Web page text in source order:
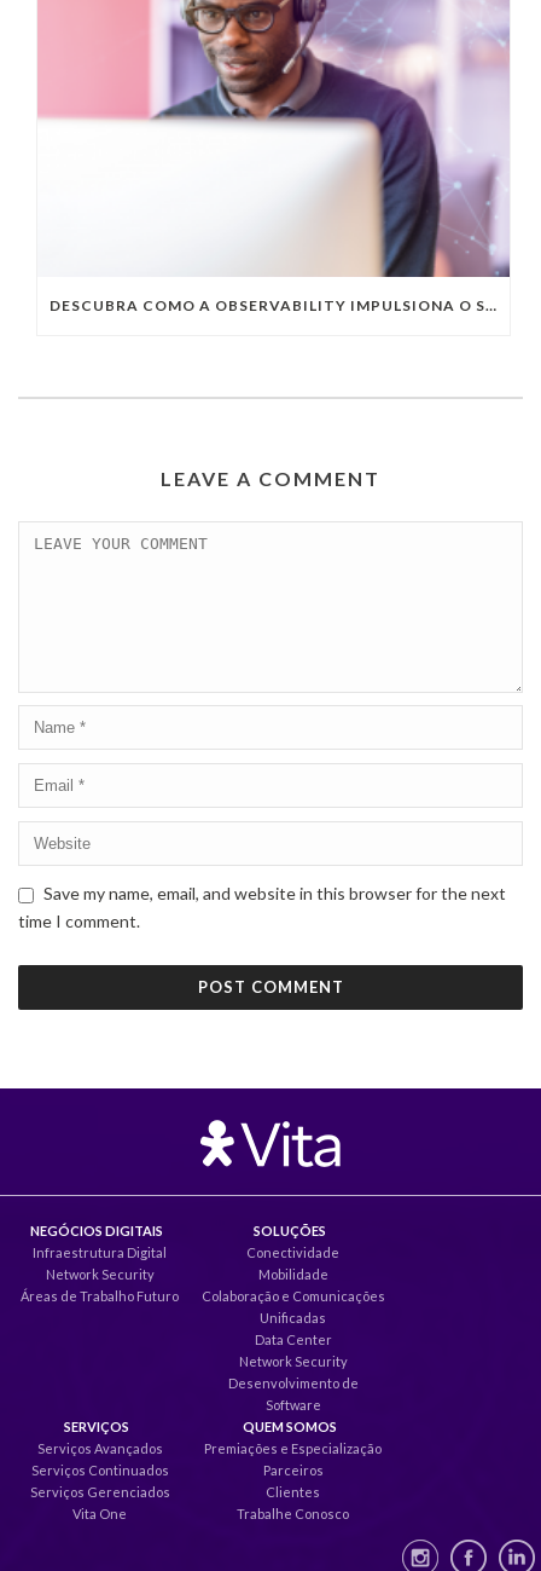
DESCUBRA COMO A OBSERVABILITY IMPULSIONA O SUCESSO DO SEU NEGÓCIO
LEAVE A COMMENT
Save my name, email, and website in this browser for the next
time I comment.
NEGÓCIOS DIGITAIS
Infraestrutura Digital
Network Security
Áreas de Trabalho Futuro
SOLUÇÕES
Conectividade
Mobilidade
Colaboração e Comunicações
Unificadas
Data Center
Network Security
Desenvolvimento de
Software
SERVIÇOS
Serviços Avançados
Serviços Continuados
Serviços Gerenciados
Vita One
QUEM SOMOS
Premiações e Especialização
Parceiros
Clientes
Trabalhe Conosco